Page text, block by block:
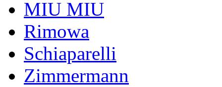
MIU MIU
Rimowa
Schiaparelli
Zimmermann